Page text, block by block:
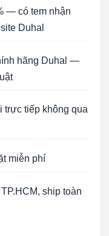
— có tem nhận
Duhal
hãng Duhal —
tiếp không qua
miễn phí
ship toàn